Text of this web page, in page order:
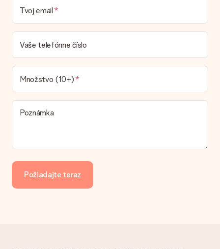
Nie je možné zvoliť konkrétny termín dodania.
Aká je dodacia lehota a kedy dostanem darček?
Dodacia lehota sa nachádza na stránke produktu. Môžete
veriť, že náš dopravca dodá váš dar v tento deň.
Aké možnosti doručenia môžem vybrať?
Momentálne nie je možné zvoliť si možnosť doručenia. Dar,
ktorý chcete objednať, je buď odoslaný ako balík alebo ako
doručenie poštovej schránky. Chcete vedieť, na ktorú
možnosť spadá vaša objednávka? Obráťte sa na náš
zákaznícky servis.
Ponúkame tieto spôsoby platby: iDeal, Paypal, kreditná karta,
manuálneho prevodu platby, prosím, vezmite do úvahy
dodatočný 3 dni na doručenie Vášho daru.
Tvoj email
Vaše telefónne číslo
Množstvo (10+)
Poznámka
Požiadajte teraz